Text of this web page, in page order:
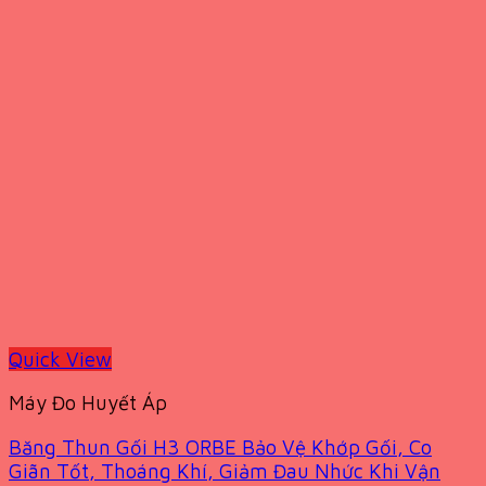
Quick View
Máy Đo Huyết Áp
Băng Thun Gối H3 ORBE Bảo Vệ Khớp Gối, Co
Giãn Tốt, Thoáng Khí, Giảm Đau Nhức Khi Vận